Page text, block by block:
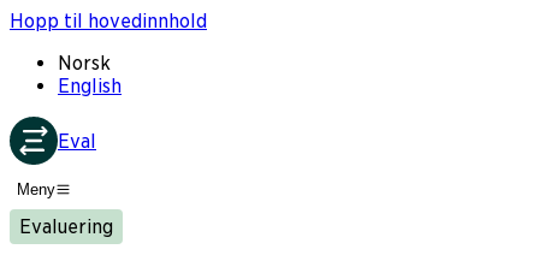
Hopp til hovedinnhold
Norsk
English
Eval
Meny
Evaluering